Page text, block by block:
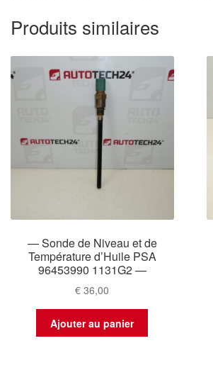
Produits similaires
— Sonde de Niveau et de
Température d’Huile PSA
96453990 1131G2 —
€ 36,00
Ajouter au panier